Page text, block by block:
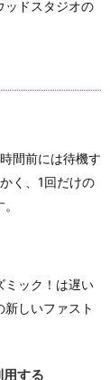
ッドスタジオの
間前には待機す
く、1回だけの
ック！は遅い
しいファスト
する